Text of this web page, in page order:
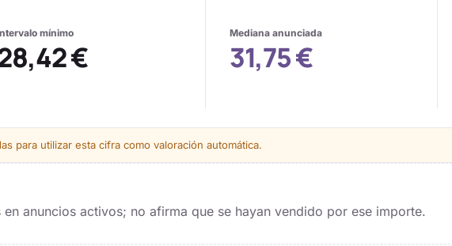
mínimo
€
Mediana anunciada
31,75 €
para utilizar esta cifra como valoración automática.
anuncios activos; no afirma que se hayan vendido por ese importe.